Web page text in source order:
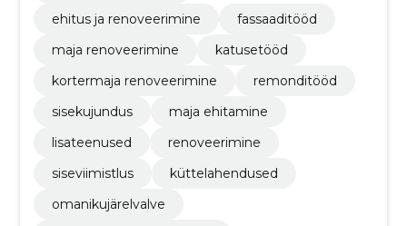
ehitus ja renoveerimine
fassaaditööd
maja renoveerimine
katusetööd
kortermaja renoveerimine
remonditööd
sisekujundus
maja ehitamine
lisateenused
renoveerimine
siseviimistlus
küttelahendused
omanikujärelvalve